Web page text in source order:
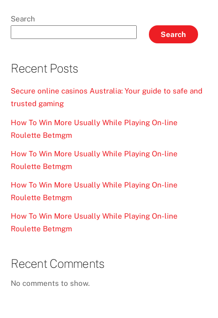
Search
Search
Recent Posts
Secure online casinos Australia: Your guide to safe and
trusted gaming
How To Win More Usually While Playing On-line
Roulette Betmgm
How To Win More Usually While Playing On-line
Roulette Betmgm
How To Win More Usually While Playing On-line
Roulette Betmgm
How To Win More Usually While Playing On-line
Roulette Betmgm
Recent Comments
No comments to show.